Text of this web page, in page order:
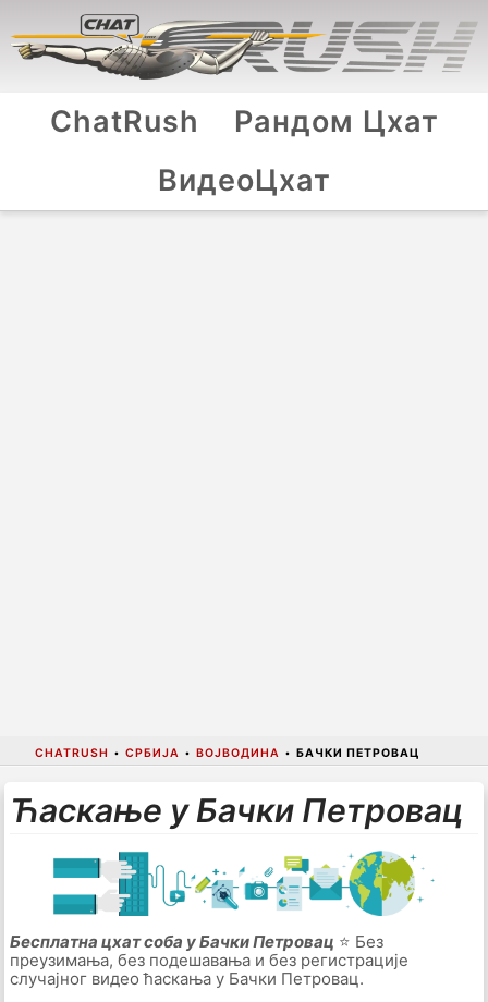
ChatRush
Рандом Цхат
ВидеоЦхат
CHATRUSH • СРБИЈА • ВОЈВОДИНА • БАЧКИ ПЕТРОВАЦ
Ћаскање у Бачки Петровац
Бесплатна цхат соба у Бачки Петровац ⭐ Без
преузимања, без подешавања и без регистрације
случајног видео ћаскања у Бачки Петровац.